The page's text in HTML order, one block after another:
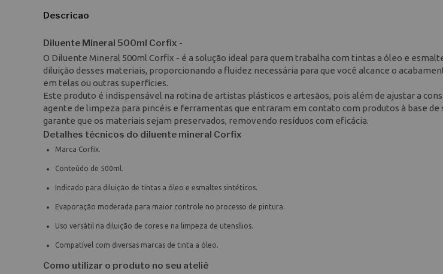
Descricao
Diluente Mineral 500ml Corfix -
O Diluente Mineral 500ml Corfix - é a solução ideal para quem trabalha com tintas a óleo e
diluição desses materiais, proporcionando a fluidez necessária para que você alcance o
em telas ou outras superfícies.
Este produto é indispensável na rotina de artistas plásticos e artesãos, pois além de ajustar a
agente de limpeza para pincéis e ferramentas que entraram em contato com produtos à base
garante que os materiais sejam preservados, removendo resíduos com eficácia.
Detalhes técnicos do diluente mineral Corfix
Marca Corfix.
Conteúdo de 500ml.
Indicado para diluição de tintas a óleo e esmaltes sintéticos.
Evaporação moderada para maior controle no processo de pintura.
Uso versátil na diluição de cores e na limpeza de utensílios.
Compatível com diversas marcas de tinta a óleo.
Como utilizar o produto no seu ateliê